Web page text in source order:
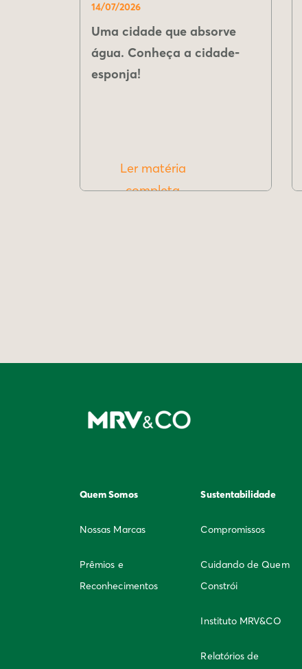
14/07/2026
Uma cidade que absorve
água. Conheça a cidade-
esponja!
Ler matéria
completa
Quem Somos
Nossas Marcas
Prêmios e
Reconhecimentos
Sustentabilidade
Compromissos
Cuidando de Quem
Constrói
Instituto MRV&CO
Relatórios de